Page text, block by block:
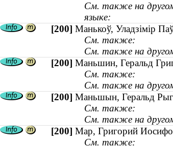
См. также на
языке:
[200] Манькоў, Уладзімір
См. также:
См. также на
[200] Маньшин, Геральд
См. также:
См. также на
[200] Маньшын, Геральд
См. также:
См. также на
[200] Мар, Григорий
См. также: